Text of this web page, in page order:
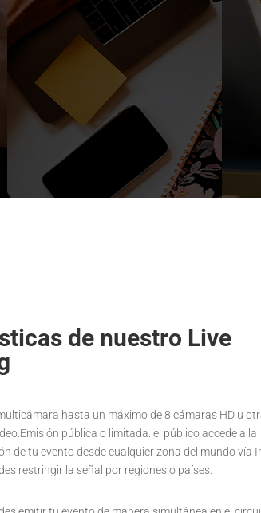
de nuestro Live
hasta un máximo de 8 cámaras HD u
pública o limitada: el público accede a la
de tu evento desde cualquier zona del mundo vía
restringir la señal por regiones o países.